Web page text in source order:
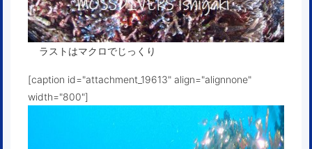
ラストはマクロでじっくり
[caption id="attachment_19613" align="alignnone"
width="800"]